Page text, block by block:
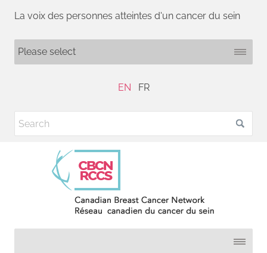
La voix des personnes atteintes d'un cancer du sein
EN FR